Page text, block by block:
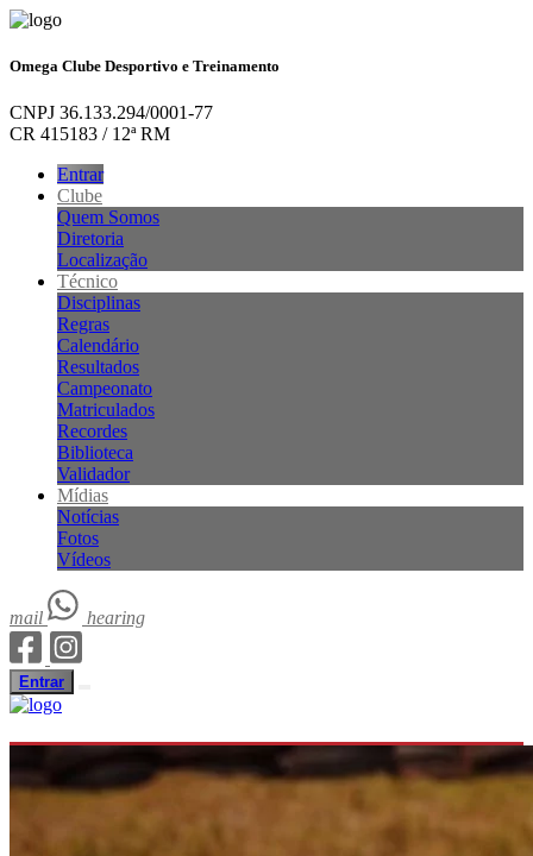
Omega Clube Desportivo e Treinamento
CNPJ 36.133.294/0001-77
CR 415183 / 12ª RM
Entrar
Clube
Quem Somos
Diretoria
Localização
Técnico
Disciplinas
Regras
Calendário
Resultados
Campeonato
Matriculados
Recordes
Biblioteca
Validador
Mídias
Notícias
Fotos
Vídeos
mail hearing
Entrar